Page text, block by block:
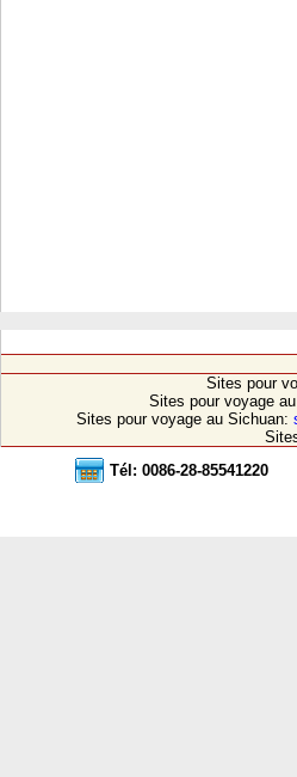
Sites pour
Sites pour voyage
Sites pour voyage au Sichuan:
Tél: 0086-28-85541220